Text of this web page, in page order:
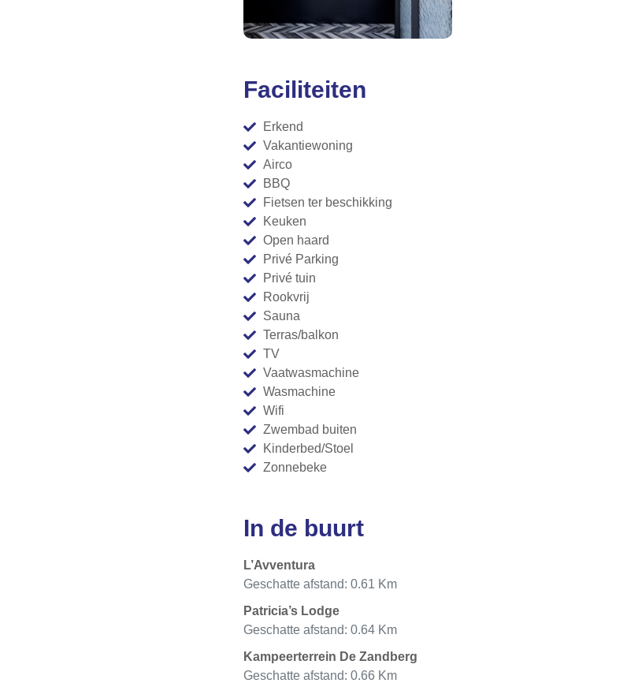
Faciliteiten
Erkend
Vakantiewoning
Airco
BBQ
Fietsen ter beschikking
Keuken
Open haard
Privé Parking
Privé tuin
Rookvrij
Sauna
Terras/balkon
TV
Vaatwasmachine
Wasmachine
Wifi
Zwembad buiten
Kinderbed/Stoel
Zonnebeke
In de buurt
L’Avventura
Geschatte afstand: 0.61 Km
Patricia’s Lodge
Geschatte afstand: 0.64 Km
Kampeerterrein De Zandberg
Geschatte afstand: 0.66 Km